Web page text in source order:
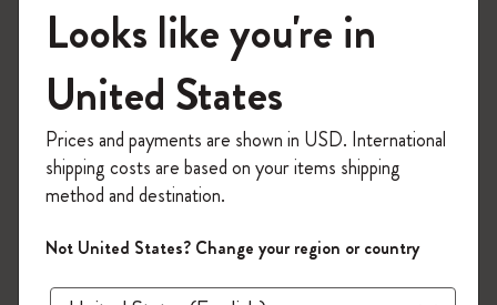
モレスキンの世界へようこそ
「WELCOME10」を入力すると、初回注
文が10%オフ＋送料無料になります。セ
ール・アウトレット品は適用外。
Moleskineアカウントを作成して限定オフ
ァーや会員特典、さらに多くのインスピ
レーションを手に入れましょう。
Looks like you're in
United States
Prices and payments are shown in USD. International
shipping costs are based on your items shipping
method and destination.
Not United States? Change your region or country